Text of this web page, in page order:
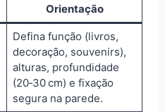
Orientação
Defina função (livros,
decoração, souvenirs),
alturas, profundidade
(20‑30 cm) e fixação
segura na parede.